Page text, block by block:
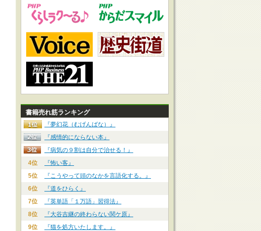
書籍売れ筋ランキング
『夢幻花（むげんばな）』
『感情的にならない本』
『病気の９割は自分で治せる！』
4位
『怖い客』
5位
『こうやって頭のなかを言語化する。』
6位
『道をひらく』
7位
『英単語「１万語」習得法』
8位
『大谷吉継の終わらない関ケ原』
9位
『猫を処方いたします。』